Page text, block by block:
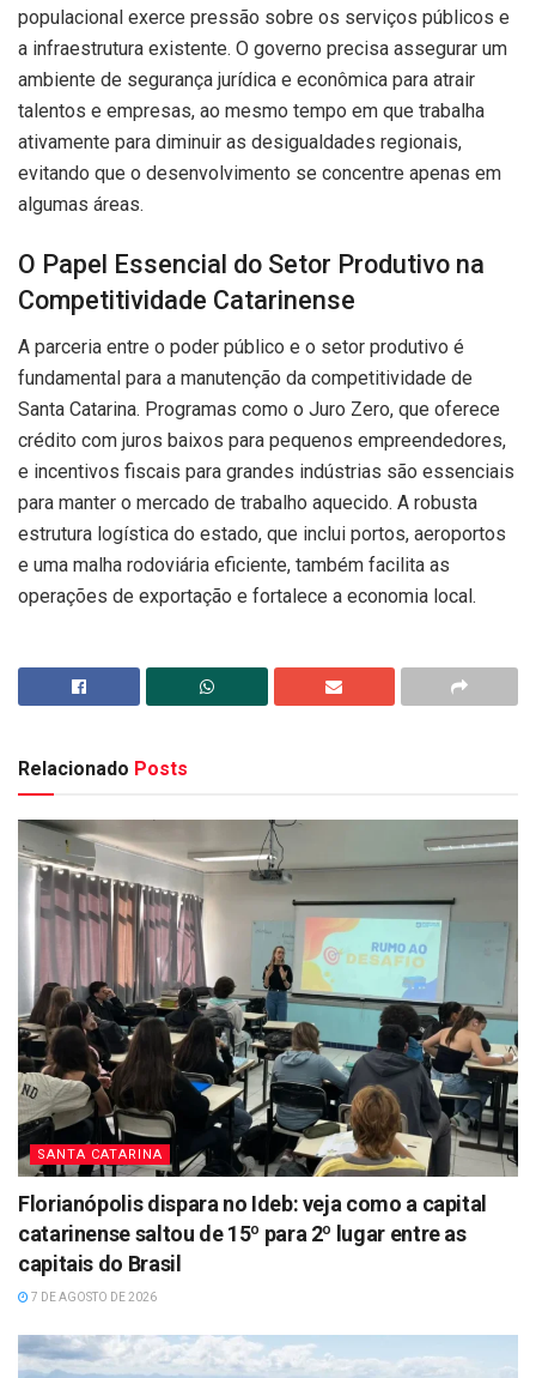
populacional exerce pressão sobre os serviços públicos e
a infraestrutura existente. O governo precisa assegurar um
ambiente de segurança jurídica e econômica para atrair
talentos e empresas, ao mesmo tempo em que trabalha
ativamente para diminuir as desigualdades regionais,
evitando que o desenvolvimento se concentre apenas em
algumas áreas.
O Papel Essencial do Setor Produtivo na
Competitividade Catarinense
A parceria entre o poder público e o setor produtivo é
fundamental para a manutenção da competitividade de
Santa Catarina. Programas como o Juro Zero, que oferece
crédito com juros baixos para pequenos empreendedores,
e incentivos fiscais para grandes indústrias são essenciais
para manter o mercado de trabalho aquecido. A robusta
estrutura logística do estado, que inclui portos, aeroportos
e uma malha rodoviária eficiente, também facilita as
operações de exportação e fortalece a economia local.
Relacionado Posts
SANTA CATARINA
Florianópolis dispara no Ideb: veja como a capital
catarinense saltou de 15º para 2º lugar entre as
capitais do Brasil
7 DE AGOSTO DE 2026